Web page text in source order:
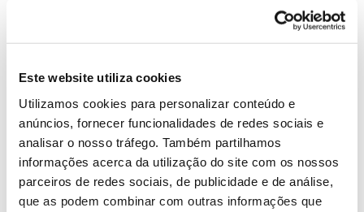
Este website utiliza cookies
Utilizamos cookies para personalizar conteúdo e
anúncios, fornecer funcionalidades de redes sociais e
analisar o nosso tráfego. Também partilhamos
informações acerca da utilização do site com os nossos
parceiros de redes sociais, de publicidade e de análise,
que as podem combinar com outras informações que
início na Universidade de Coimbra, às 08:15 do
primeiro dia, e encerramento na manhã do terceiro
da Floresta, na Sertã, após a realização de uma aula
aberta.
Saber mais
13.07.2026